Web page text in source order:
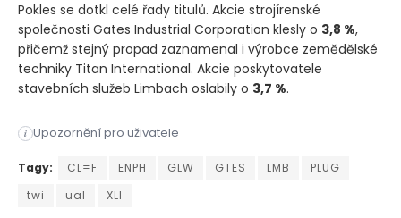
Pokles se dotkl celé řady titulů. Akcie strojírenské
společnosti Gates Industrial Corporation klesly o 3,8 %,
přičemž stejný propad zaznamenal i výrobce zemědělské
techniky Titan International. Akcie poskytovatele
stavebních služeb Limbach oslabily o 3,7 %.
i Upozornění pro uživatele
Íránský raketový útok na komerční tankery v Hormuzském
Tagy: CL=F ENPH GLW GTES LMB
PLUG
twi
ual XLI